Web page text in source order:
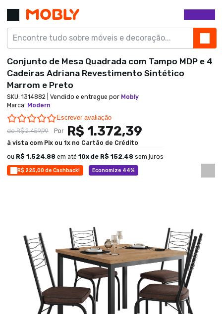
R$ 225,00 de Cashback! Economize 44%
Conjunto de Mesa Quadrada com Tampo MDP e 4
Cadeiras Adriana Revestimento Sintético
Marrom e Preto
SKU: 1314882 | Vendido e entregue por Mobly
Marca: Modern
0.0 star rating
Escrever avaliação
deR$ 2.459,99 Por R$ 1.372,39
à vista com Pix ou 1x no Cartão de Crédito
ou R$ 1.524,88 em até 10x de R$ 152,48 sem juros